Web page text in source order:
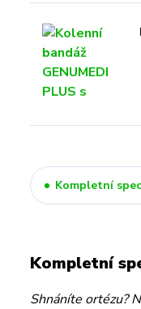
Kompletní
Kompletní
Shnáníte ortézu?